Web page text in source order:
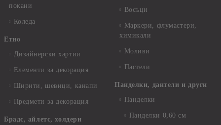
покани
Коледа
Етно
Дизайнерски хартии
Елементи за декорация
Ширити, шевици, канапи
Предмети за декорация
Брадс, айлетс, холдери
Восъци
Маркери, флумастери,
химикали
Моливи
Пастели
Панделки, дантели и други
Панделки
Панделки 0,60 см